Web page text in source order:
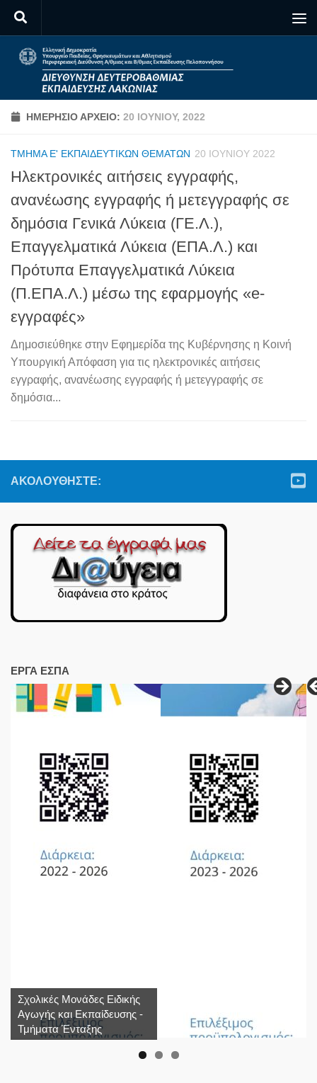
Skip to content
ΗΜΕΡΉΣΙΟ ΑΡΧΕΊΟ: 20 ΙΟΥΝΊΟΥ, 2022
ΤΜΉΜΑ Ε' ΕΚΠΑΙΔΕΥΤΙΚΏΝ ΘΕΜΆΤΩΝ 20 ΙΟΥΝΊΟΥ 2022
Ηλεκτρονικές αιτήσεις εγγραφής,
ανανέωσης εγγραφής ή μετεγγραφής σε
δημόσια Γενικά Λύκεια (ΓΕ.Λ.),
Επαγγελματικά Λύκεια (ΕΠΑ.Λ.) και
Πρότυπα Επαγγελματικά Λύκεια
(Π.ΕΠΑ.Λ.) μέσω της εφαρμογής «e-
εγγραφές»
Δημοσιεύθηκε στην Εφημερίδα της Κυβέρνησης η Κοινή
Υπουργική Απόφαση για τις ηλεκτρονικές αιτήσεις
εγγραφής, ανανέωσης εγγραφής ή μετεγγραφής σε
δημόσια...
ΑΚΟΛΟΥΘΉΣΤΕ:
ΕΡΓΑ ΕΣΠΑ
Σχολικές Μονάδες Ειδικής
Αγωγής και Εκπαίδευσης -
Τμήματα Ένταξης